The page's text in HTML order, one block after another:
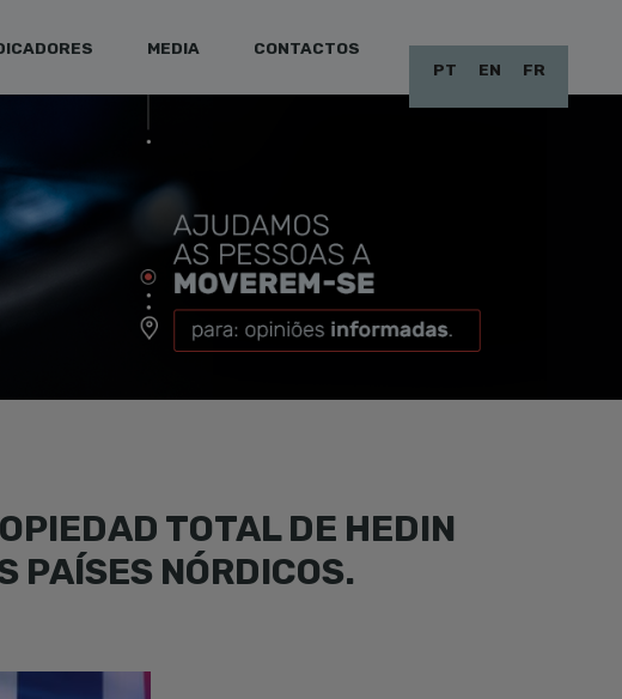
MEDIA
CONTACTOS
PT
EN FR
TOTAL DE HEDIN
PAÍSES NÓRDICOS.